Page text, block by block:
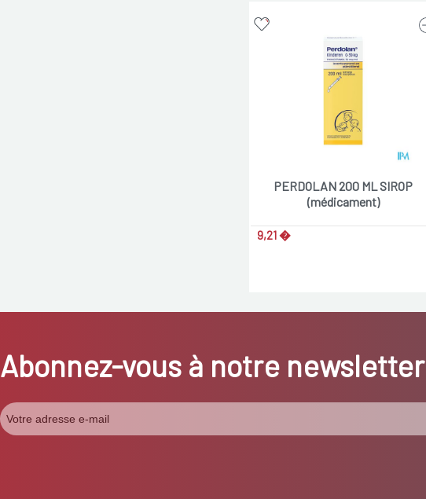
PERDOLAN 200 ML SIROP
(médicament)
9,21 �
Abonnez-vous à notre newsletter